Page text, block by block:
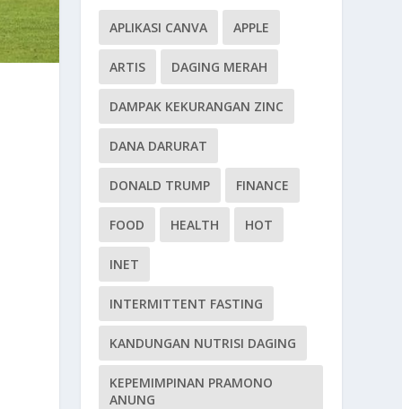
APLIKASI CANVA APPLE
ARTIS DAGING MERAH
DAMPAK KEKURANGAN ZINC
DANA DARURAT
DONALD TRUMP FINANCE
FOOD HEALTH HOT
INET
INTERMITTENT FASTING
KANDUNGAN NUTRISI DAGING
KEPEMIMPINAN PRAMONO
ANUNG